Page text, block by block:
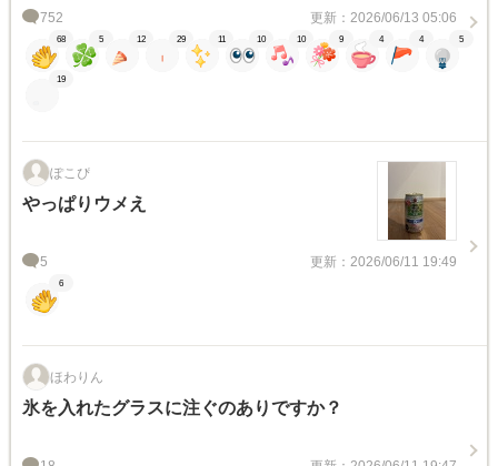
752 更新：2026/06/13 05:06
68 5 12 29 11 10 10 9 4 4 5
19
ぽこぴ
やっぱりウメえ
5 更新：2026/06/11 19:49
6
ほわりん
氷を入れたグラスに注ぐのありですか？